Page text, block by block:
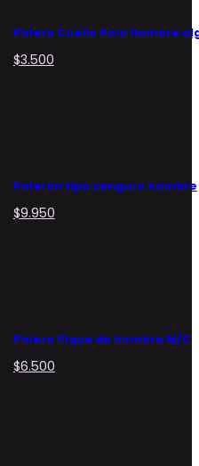
Polera Cuello Polo Hombre
$3.500
Polerón tipo canguro hombre
$9.950
Polera Pique de hombre M/C
$6.500